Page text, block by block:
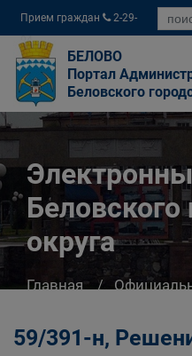
Прием граждан
2-29-
04
БЕЛОВО
Портал
Беловского
Беловского
округа
Главная
городского округа
59/391-н,